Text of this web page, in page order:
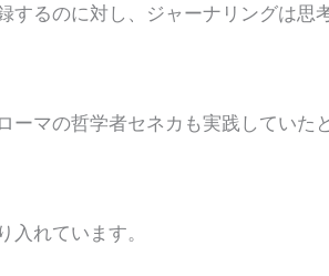
するのに対し、ジャーナリングは思
ーマの哲学者セネカも実践していた
入れています。